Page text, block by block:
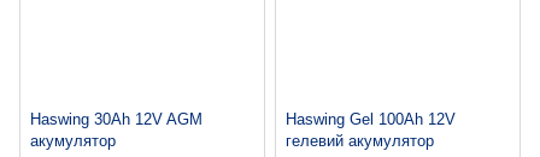
Haswing 30Ah 12V AGM
акумулятор
Haswing Gel 100Ah 12V
гелевий акумулятор